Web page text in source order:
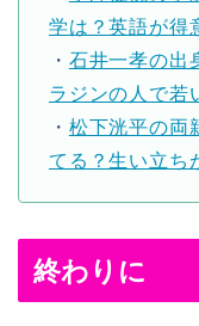
学は？英語が得
・ 石井一孝の出
ラジンの人で若
・ 松下洸平の両
てる？生い立ち
終わりに